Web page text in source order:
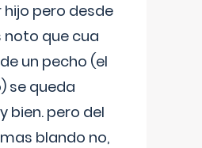
pero desde
noto que cua
un pecho (el
se queda
bien. pero del
blando no,